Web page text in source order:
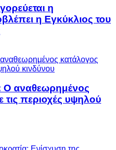
η
η Εγκύκλιος του
Ο αναθεωρημένος
περιοχές υψηλού